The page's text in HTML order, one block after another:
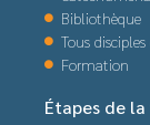
Bibliothèque
Tous
Formation
Étapes de la